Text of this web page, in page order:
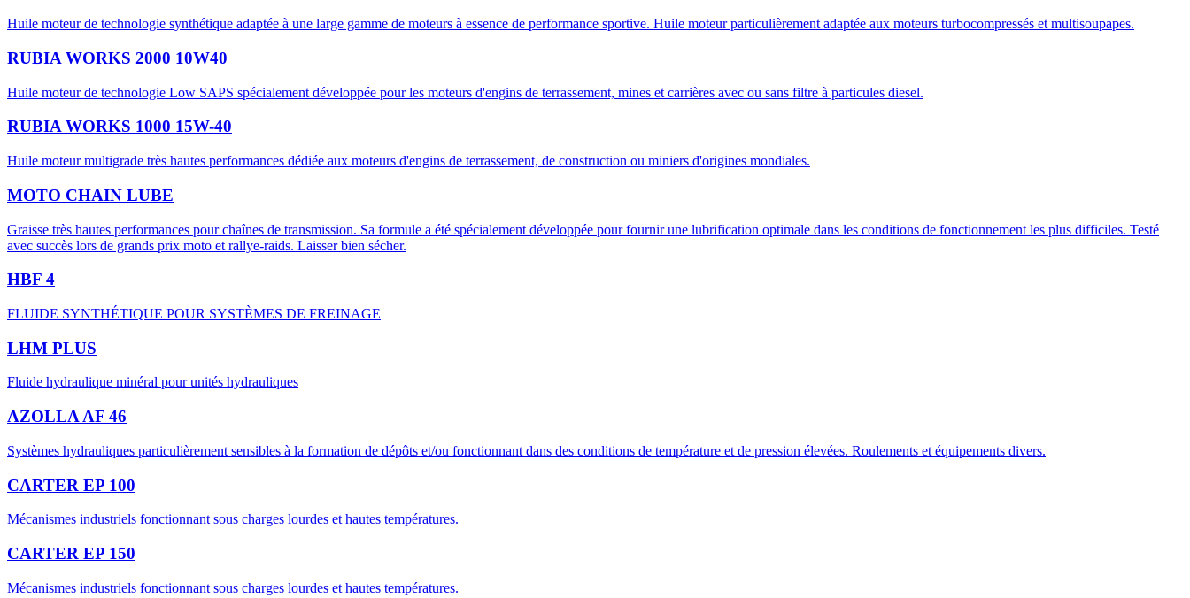
Huile moteur de technologie synthétique adaptée à une large gamme de moteurs à essence de performance sportive. Huile moteur particulièrement adaptée aux moteurs turbocompressés et multisoupapes.
RUBIA WORKS 2000 10W40
Huile moteur de technologie Low SAPS spécialement développée pour les moteurs d'engins de terrassement, mines et carrières avec ou sans filtre à particules diesel.
RUBIA WORKS 1000 15W-40
Huile moteur multigrade très hautes performances dédiée aux moteurs d'engins de terrassement, de construction ou miniers d'origines mondiales.
MOTO CHAIN LUBE
Graisse très hautes performances pour chaînes de transmission. Sa formule a été spécialement développée pour fournir une lubrification optimale dans les conditions de fonctionnement les plus difficiles. Testé
avec succès lors de grands prix moto et rallye-raids. Laisser bien sécher.
HBF 4
FLUIDE SYNTHÉTIQUE POUR SYSTÈMES DE FREINAGE
LHM PLUS
​Fluide hydraulique minéral pour unités hydrauliques
AZOLLA AF 46
Systèmes hydrauliques particulièrement sensibles à la formation de dépôts et/ou fonctionnant dans des conditions de température et de pression élevées. Roulements et équipements divers.
CARTER EP 100
Mécanismes industriels fonctionnant sous charges lourdes et hautes températures.
CARTER EP 150
Mécanismes industriels fonctionnant sous charges lourdes et hautes températures.